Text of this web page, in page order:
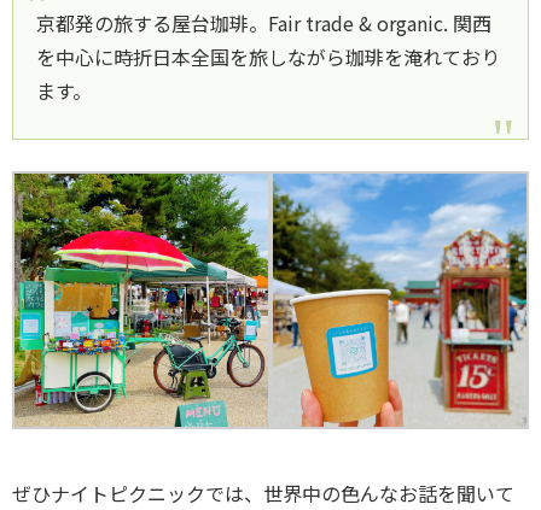
京都発の旅する屋台珈琲。Fair trade & organic. 関西
を中心に時折日本全国を旅しながら珈琲を淹れており
ます。
ぜひナイトピクニックでは、世界中の色んなお話を聞いて